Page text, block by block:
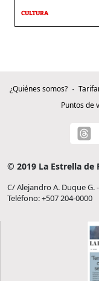
CULTURA
¿Quiénes somos?
Puntos de
© 2019 La Estrella de
C/ Alejandro A. Duque G.
Teléfono: +507 204-0000